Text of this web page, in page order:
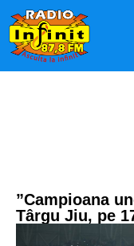
”Campioana
Târgu Jiu, pe